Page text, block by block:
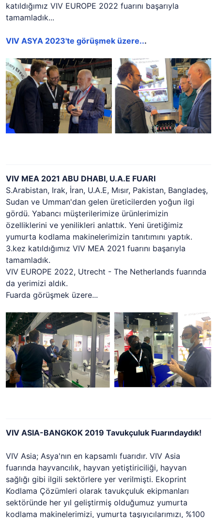
katıldığımız VIV EUROPE 2022 fuarını başarıyla
tamamladık...
VIV ASYA 2023'te görüşmek üzere...
VIV MEA 2021 ABU DHABI, U.A.E FUARI
S.Arabistan, Irak, İran, U.A.E, Mısır, Pakistan, Bangladeş,
Sudan ve Umman'dan gelen üreticilerden yoğun ilgi
gördü. Yabancı müşterilerimize ürünlerimizin
özelliklerini ve yenilikleri anlattık. Yeni üretiğimiz
yumurta kodlama makinelerimizin tanıtımını yaptık.
3.kez katıldığımız VIV MEA 2021 fuarını başarıyla
tamamladık.
VIV EUROPE 2022, Utrecht - The Netherlands fuarında
da yerimizi aldık.
Fuarda görüşmek üzere...
VIV ASIA-BANGKOK 2019 Tavukçuluk Fuarındaydık!
VIV Asia; Asya'nın en kapsamlı fuarıdır. VIV Asia
fuarında hayvancılık, hayvan yetiştiriciliği, hayvan
sağlığı gibi ilgili sektörlere yer verilmişti. Ekoprint
Kodlama Çözümleri olarak tavukçuluk ekipmanları
sektöründe her yıl geliştirmiş olduğumuz yumurta
kodlama makinelerimizi, yumurta taşıyıcılarımızı, %100